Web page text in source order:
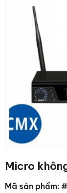
Micro
Mã sản phẩm: